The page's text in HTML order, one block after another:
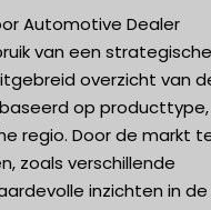
Automotive Dealer
van een strategische
overzicht van
op producttype,
regio. Door de markt
zoals verschillende
inzichten in de